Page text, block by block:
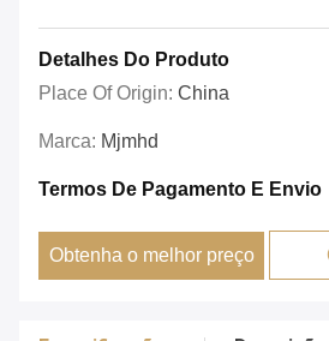
Detalhes Do Produto
Place Of Origin: China
Marca: Mjmhd
Termos De Pagamento E Envio
Obtenha o melhor preço